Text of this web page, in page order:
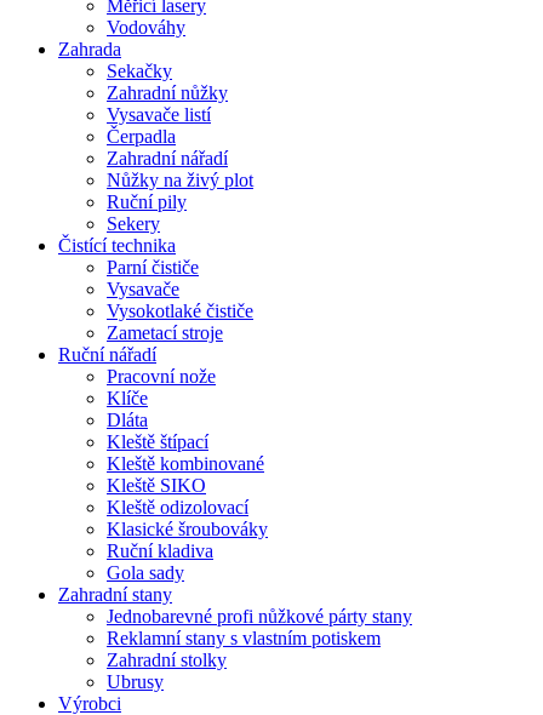
Měřicí lasery
Vodováhy
Zahrada
Sekačky
Zahradní nůžky
Vysavače listí
Čerpadla
Zahradní nářadí
Nůžky na živý plot
Ruční pily
Sekery
Čistící technika
Parní čističe
Vysavače
Vysokotlaké čističe
Zametací stroje
Ruční nářadí
Pracovní nože
Klíče
Dláta
Kleště štípací
Kleště kombinované
Kleště SIKO
Kleště odizolovací
Klasické šroubováky
Ruční kladiva
Gola sady
Zahradní stany
Jednobarevné profi nůžkové párty stany
Reklamní stany s vlastním potiskem
Zahradní stolky
Ubrusy
Výrobci